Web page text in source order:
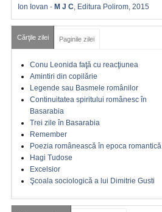
Ion Iovan - M J C, Editura Polirom, 2015
Cărţile zilei Paginile zilei
Conu Leonida faţă cu reacţiunea
Amintiri din copilărie
Legende sau Basmele românilor
Continuitatea spiritului românesc în
Basarabia
Trei zile în Basarabia
Remember
Poezia românească în epoca romantică
Hagi Tudose
Excelsior
Şcoala sociologică a lui Dimitrie Gusti